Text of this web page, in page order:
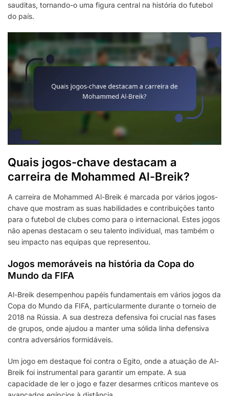
sauditas, tornando-o uma figura central na história do futebol
do país.
Quais jogos-chave destacam a
carreira de Mohammed Al-Breik?
A carreira de Mohammed Al-Breik é marcada por vários jogos-
chave que mostram as suas habilidades e contribuições tanto
para o futebol de clubes como para o internacional. Estes jogos
não apenas destacam o seu talento individual, mas também o
seu impacto nas equipas que representou.
Jogos memoráveis na história da Copa do
Mundo da FIFA
Al-Breik desempenhou papéis fundamentais em vários jogos da
Copa do Mundo da FIFA, particularmente durante o torneio de
2018 na Rússia. A sua destreza defensiva foi crucial nas fases
de grupos, onde ajudou a manter uma sólida linha defensiva
contra adversários formidáveis.
Um jogo em destaque foi contra o Egito, onde a atuação de Al-
Breik foi instrumental para garantir um empate. A sua
capacidade de ler o jogo e fazer desarmes críticos manteve os